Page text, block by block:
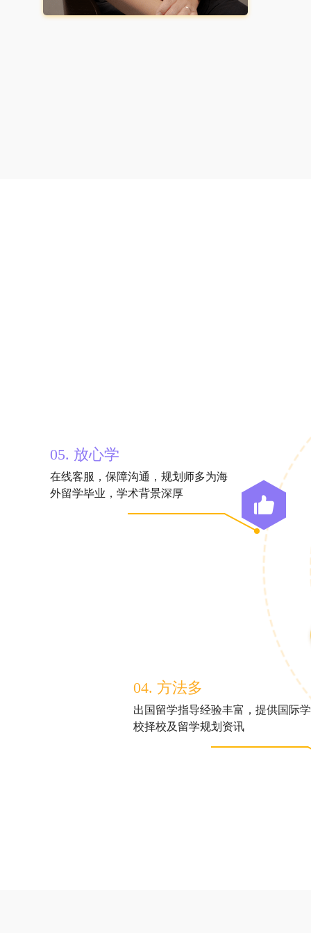
04. 方法多
出国留学指导经验丰富，提供国际学
校择校及留学规划资讯
05. 放心学
在线客服，保障沟通，规划师多为海
外留学毕业，学术背景深厚